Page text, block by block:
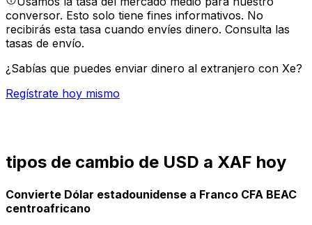
conversor. Esto solo tiene fines informativos. No
recibirás esta tasa cuando envíes dinero. Consulta las
tasas de envío.
¿Sabías que puedes enviar dinero al extranjero con Xe?
Regístrate hoy mismo
tipos de cambio de USD a XAF hoy
Convierte Dólar estadounidense a Franco CFA BEAC
centroafricano